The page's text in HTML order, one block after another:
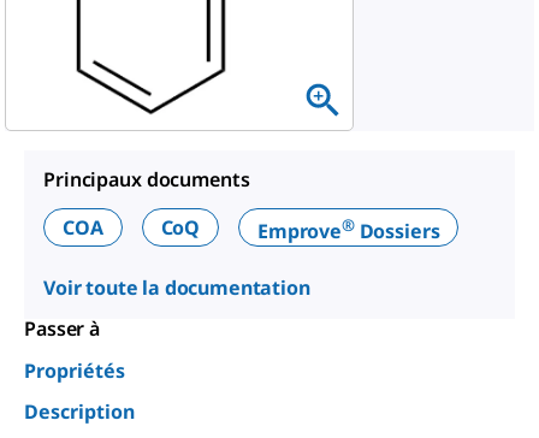
Principaux documents
COA
CoQ Emprove®Dossiers
Voir toute la documentation
Passer à
Propriétés
Description